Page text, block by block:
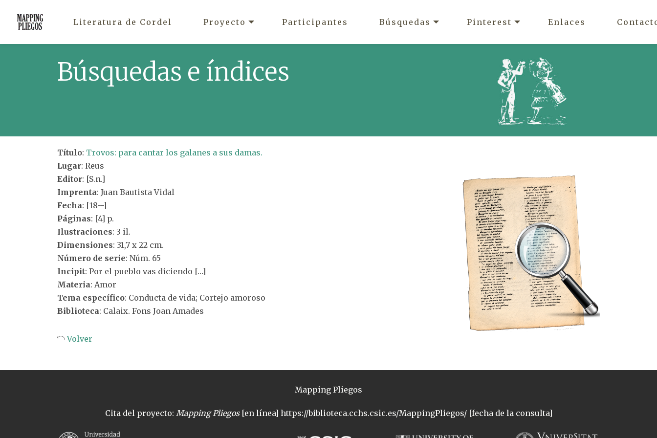
Literatura de Cordel Proyecto Participantes Búsquedas Pinterest Enlaces
Búsquedas e índices
Título: Trovos: para cantar los galanes a sus damas.
Lugar: Reus
Editor: [S.n.]
Imprenta: Juan Bautista Vidal
Fecha: [18--]
Páginas: [4] p.
Ilustraciones: 3 il.
Dimensiones: 31,7 x 22 cm.
Número de serie: Núm. 65
Incipit: Por el pueblo vas diciendo […]
Materia: Amor
Tema específico: Conducta de vida; Cortejo amoroso
Biblioteca: Calaix. Fons Joan Amades
Volver
Mapping Pliegos
Cita del proyecto: Mapping Pliegos[en línea] https://biblioteca.cchs.csic.es/MappingPliegos/ [fecha de la consulta]